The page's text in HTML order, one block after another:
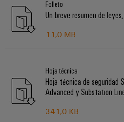
Folleto
Un breve resumen de
11,0 MB
Hoja técnica
Hoja técnica de seguridad
Advanced y Substation
341,0 KB